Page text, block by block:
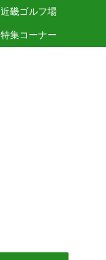
近畿ゴルフ場
特集コーナー